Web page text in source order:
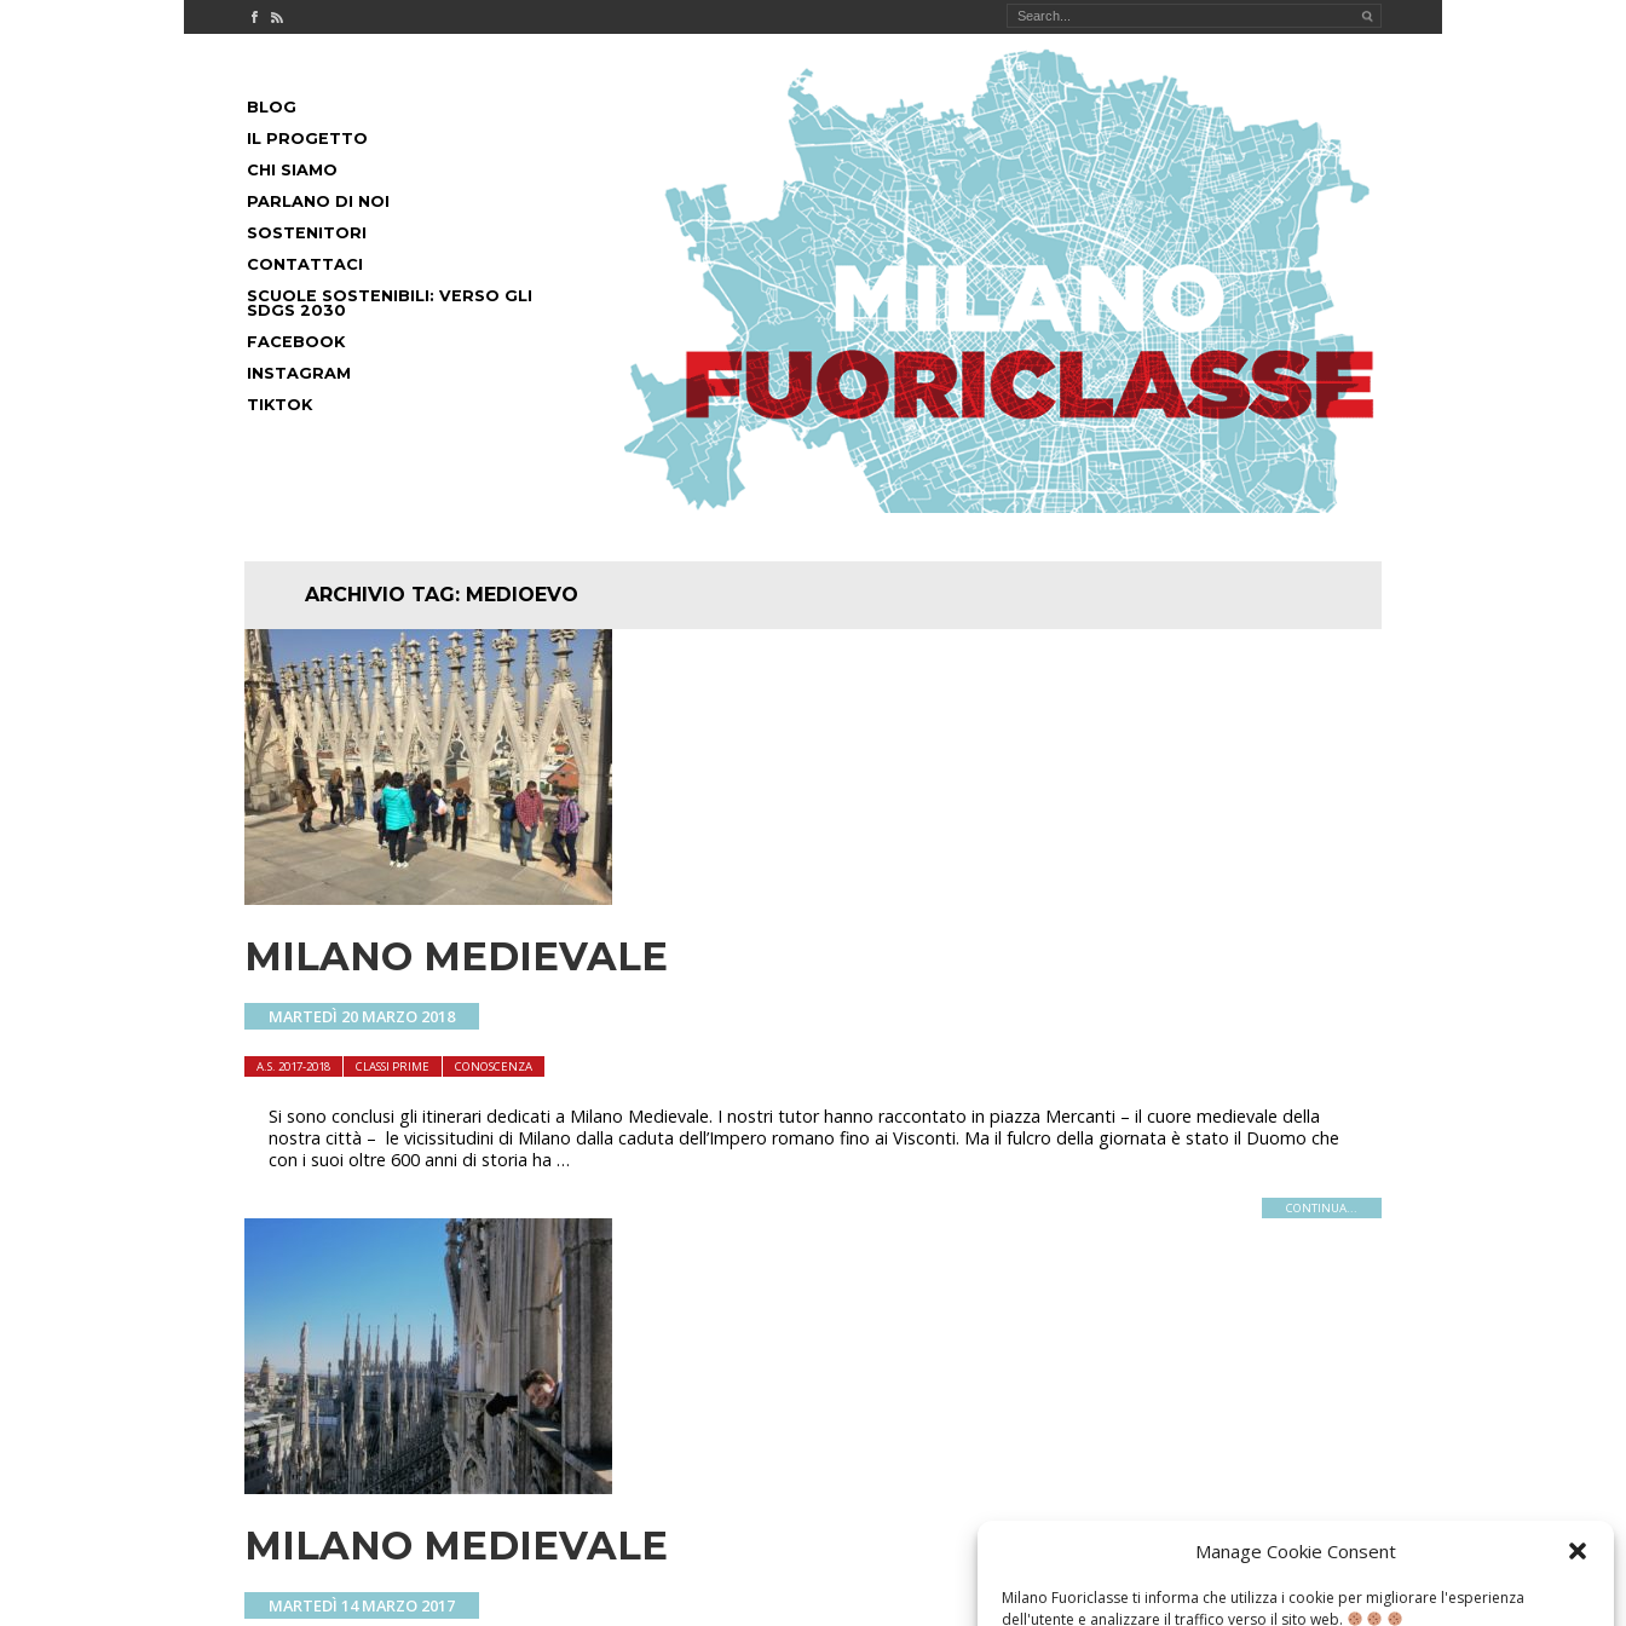
Manage Cookie Consent
Milano Fuoriclasse ti informa che utilizza i cookie per migliorare l'esperienza
dell'utente e analizzare il traffico verso il sito web.
Check out our Facebook page
MENU PRINCIPALE
PASSA
CONTENUTO
BLOG
IL PROGETTO
CHI SIAMO
PARLANO DI NOI
SOSTENITORI
CONTATTACI
SCUOLE SOSTENIBILI: VERSO GLI
SDGS 2030
FACEBOOK
INSTAGRAM
TIKTOK
ARCHIVIO TAG: MEDIOEVO
MILANO MEDIEVALE
MARTEDÌ 20 MARZO 2018
A.S. 2017-2018 CLASSI PRIME CONOSCENZA
Si sono conclusi gli itinerari dedicati a Milano Medievale. I nostri tutor hanno raccontato in piazza Mercanti – il cuore medievale della
nostra città – le vicissitudini di Milano dalla caduta dell’Impero romano fino ai Visconti. Ma il fulcro della giornata è stato il Duomo che
con i suoi oltre 600 anni di storia ha …
CONTINUA...
MILANO MEDIEVALE
MARTEDÌ 14 MARZO 2017